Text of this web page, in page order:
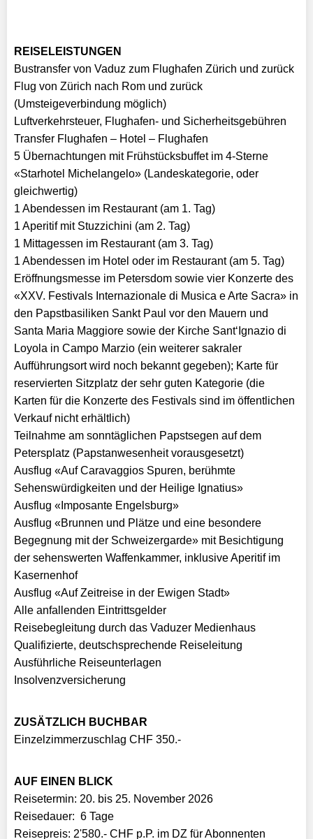
REISELEISTUNGEN
Bustransfer von Vaduz zum Flughafen Zürich und zurück
Flug von Zürich nach Rom und zurück
(Umsteigeverbindung möglich)
Luftverkehrsteuer, Flughafen- und Sicherheitsgebühren
Transfer Flughafen – Hotel – Flughafen
5 Übernachtungen mit Frühstücksbuffet im 4-Sterne
«Starhotel Michelangelo» (Landeskategorie, oder
gleichwertig)
1 Abendessen im Restaurant (am 1. Tag)
1 Aperitif mit Stuzzichini (am 2. Tag)
1 Mittagessen im Restaurant (am 3. Tag)
1 Abendessen im Hotel oder im Restaurant (am 5. Tag)
Eröffnungsmesse im Petersdom sowie vier Konzerte des
«XXV. Festivals Internazionale di Musica e Arte Sacra» in
den Papstbasiliken Sankt Paul vor den Mauern und
Santa Maria Maggiore sowie der Kirche Sant‘Ignazio di
Loyola in Campo Marzio (ein weiterer sakraler
Aufführungsort wird noch bekannt gegeben); Karte für
reservierten Sitzplatz der sehr guten Kategorie (die
Karten für die Konzerte des Festivals sind im öffentlichen
Verkauf nicht erhältlich)
Teilnahme am sonntäglichen Papstsegen auf dem
Petersplatz (Papstanwesenheit vorausgesetzt)
Ausflug «Auf Caravaggios Spuren, berühmte
Sehenswürdigkeiten und der Heilige Ignatius»
Ausflug «Imposante Engelsburg»
Ausflug «Brunnen und Plätze und eine besondere
Begegnung mit der Schweizergarde» mit Besichtigung
der sehenswerten Waffenkammer, inklusive Aperitif im
Kasernenhof
Ausflug «Auf Zeitreise in der Ewigen Stadt»
Alle anfallenden Eintrittsgelder
Reisebegleitung durch das Vaduzer Medienhaus
Qualifizierte, deutschsprechende Reiseleitung
Ausführliche Reiseunterlagen
Insolvenzversicherung
ZUSÄTZLICH BUCHBAR
Einzelzimmerzuschlag CHF 350.-
AUF EINEN BLICK
Reisetermin: 20. bis 25. November 2026
Reisedauer: 6 Tage
Reisepreis: 2'580.- CHF p.P. im DZ für Abonnenten